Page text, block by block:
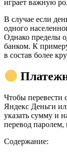
играет важную
В случае если
одного
Однако пределы
банком. К
в состав более
Чтобы перевести
Яндекс Деньги
указать сумму и
перевод паролем,
Содержание: